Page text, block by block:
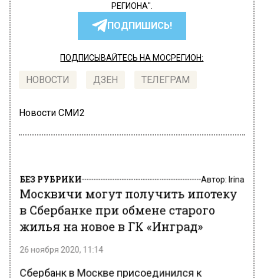
РЕГИОНА".
ПОДПИШИСЬ!
ПОДПИСЫВАЙТЕСЬ НА МОСРЕГИОН:
НОВОСТИ ДЗЕН ТЕЛЕГРАМ
Новости СМИ2
БЕЗ РУБРИКИ Автор:Irina
Москвичи могут получить ипотеку
в Сбербанке при обмене старого
жилья на новое в ГК «Инград»
26 ноября 2020, 11:14
Сбербанк в Москве присоединился к